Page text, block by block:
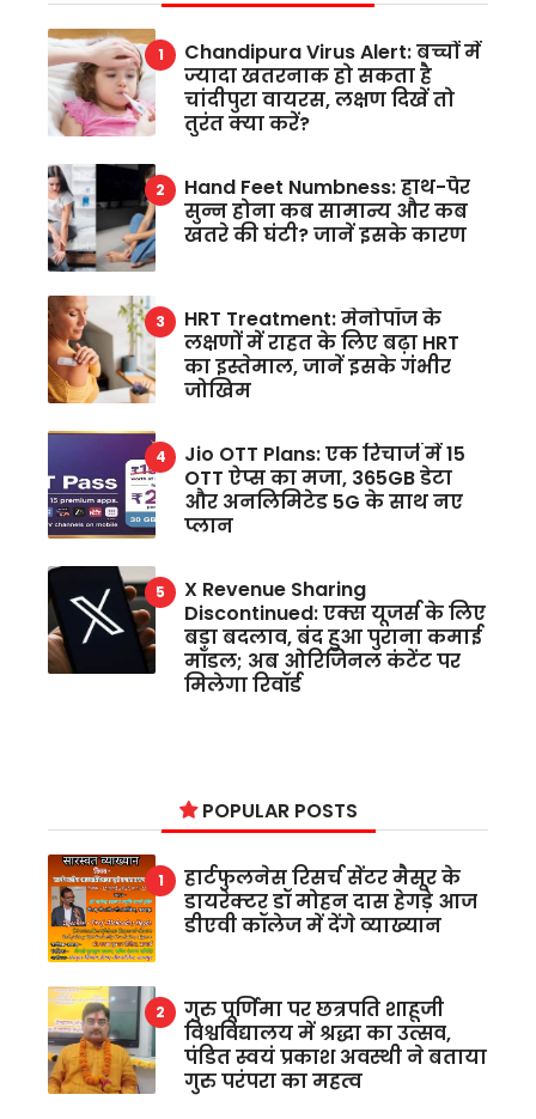
Chandipura Virus Alert: बच्चों में
ज्यादा खतरनाक हो सकता है
चांदीपुरा वायरस, लक्षण दिखें तो
तुरंत क्या करें?
Hand Feet Numbness: हाथ-पैर
सुन्न होना कब सामान्य और कब
खतरे की घंटी? जानें इसके कारण
HRT Treatment: मेनोपॉज के
लक्षणों में राहत के लिए बढ़ा HRT
का इस्तेमाल, जानें इसके गंभीर
जोखिम
Jio OTT Plans: एक रिचार्ज में 15
OTT ऐप्स का मजा, 365GB डेटा
और अनलिमिटेड 5G के साथ नए
प्लान
X Revenue Sharing
Discontinued: एक्स यूजर्स के लिए
बड़ा बदलाव, बंद हुआ पुराना कमाई
मॉडल; अब ओरिजिनल कंटेंट पर
मिलेगा रिवॉर्ड
POPULAR POSTS
हार्टफुलनेस रिसर्च सेंटर मैसूर के
डायरेक्टर डॉ मोहन दास हेगड़े आज
डीएवी कॉलेज में देंगे व्याख्यान
गुरु पूर्णिमा पर छत्रपति शाहूजी
विश्वविद्यालय में श्रद्धा का उत्सव,
पंडित स्वयं प्रकाश अवस्थी ने बताया
गुरु परंपरा का महत्व